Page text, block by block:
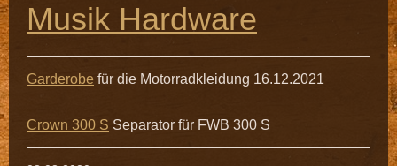
Musik Hardware
Garderobe für die Motorradkleidung 16.12.2021
Crown 300 S Separator für FWB 300 S